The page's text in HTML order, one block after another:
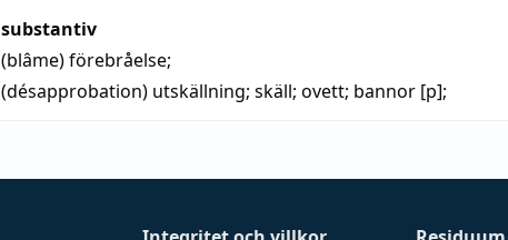
substantiv
(blâme)förebråelse;
(désapprobation) utskällning; skäll; ovett; bannor [p];